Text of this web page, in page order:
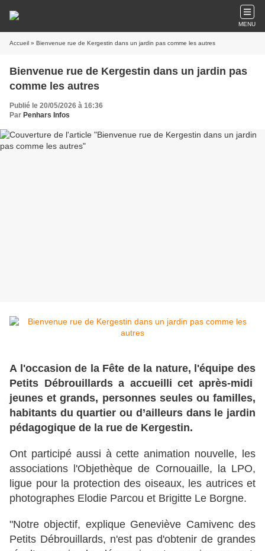
MENU
Accueil » Bienvenue rue de Kergestin dans un jardin pas comme les autres
Bienvenue rue de Kergestin dans un jardin pas
comme les autres
Publié le 20/05/2026 à 16:36
Par Penhars Infos
A l'occasion de la Fête de la nature, l'équipe des
Petits Débrouillards a accueilli cet après-midi
jeunes et grands, personnes seules ou familles,
habitants du quartier ou d’ailleurs dans le jardin
pédagogique de la rue de Kergestin.
Ont participé aussi à cette animation nouvelle, les
associations l'Objethèque de Cornouaille, la LPO,
ligue pour la protection des oiseaux, les autrices et
photographes Elodie Parcou et Brigitte Le Borgne.
"Notre objectif, explique Geneviève Camivenc des
Petits Débrouillards, n'est pas d'obtenir de grandes